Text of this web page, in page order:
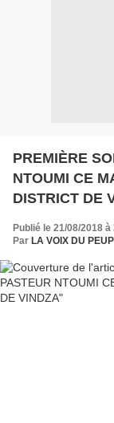
PREMIÈRE
NTOUMI CE
DISTRICT DE
Publié le 21/08/2018 à
Par LA VOIX DU